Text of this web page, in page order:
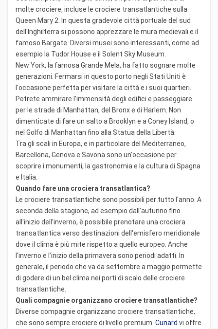
molte crociere, incluse le crociere transatlantiche sulla
Queen Mary 2. In questa gradevole città portuale del sud
dell'Inghilterra si possono apprezzare le mura medievali e il
famoso Bargate. Diversi musei sono interessanti, come ad
esempio la Tudor House e il Solent Sky Museum.
New York, la famosa Grande Mela, ha fatto sognare molte
generazioni. Fermarsi in questo porto negli Stati Uniti è
l'occasione perfetta per visitare la città e i suoi quartieri.
Potrete ammirare l'immensità degli edifici e passeggiare
per le strade di Manhattan, del Bronx e di Harlem. Non
dimenticate di fare un salto a Brooklyn e a Coney Island, o
nel Golfo di Manhattan fino alla Statua della Libertà.
Tra gli scali in Europa, e in particolare del Mediterraneo,
Barcellona, Genova e Savona sono un'occasione per
scoprire i monumenti, la gastronomia e la cultura di Spagna
e Italia.
Quando fare una crociera transatlantica?
Le crociere transatlantiche sono possibili per tutto l'anno. A
seconda della stagione, ad esempio dall'autunno fino
all'inizio dell'inverno, è possibile prenotare una crociera
transatlantica verso destinazioni dell'emisfero meridionale
dove il clima è più mite rispetto a quello europeo. Anche
l'inverno e l’inizio della primavera sono periodi adatti. In
generale, il periodo che va da settembre a maggio permette
di godere di un bel clima nei porti di scalo delle crociere
transatlantiche.
Quali compagnie organizzano crociere transatlantiche?
Diverse compagnie organizzano crociere transatlantiche,
che sono sempre crociere di livello premium. Cunard vi offre